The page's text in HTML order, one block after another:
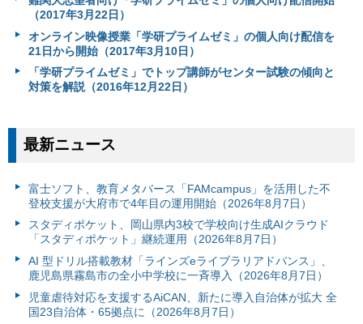
（2017年3月22日）
オンライン映像授業「学研プライムゼミ」の個人向け配信を
21日から開始（2017年3月10日）
「学研プライムゼミ」でトップ講師がセンター試験の傾向と
対策を解説（2016年12月22日）
最新ニュース
富⼠ソフト、教育メタバース「FAMcampus」を活用した不
登校支援が大府市で4年目の運用開始（2026年8月7日）
スタディポケット、岡山県内3校で学校向け生成AIクラウド
「スタディポケット」継続運用（2026年8月7日）
AI 型ドリル搭載教材「ラインズeライブラリアドバンス」、
鹿児島県霧島市の全小中学校に一斉導入（2026年8月7日）
児童虐待対応を支援するAiCAN、新たに導入自治体が拡大 全
国23自治体・65拠点に（2026年8月7日）